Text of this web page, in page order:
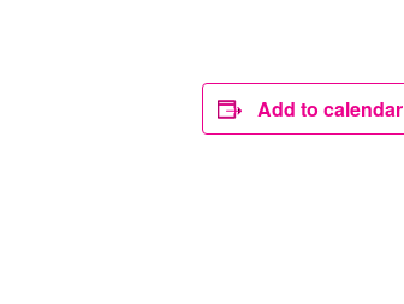
Add to calendar